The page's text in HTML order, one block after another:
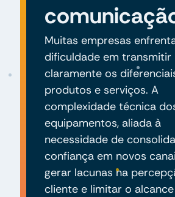
Muitas empresas
dificuldade em transmitir
claramente os
produtos e serviços. A
complexidade técnica
equipamentos, aliada à
necessidade de
confiança em novos
gerar lacunas na
cliente e limitar o